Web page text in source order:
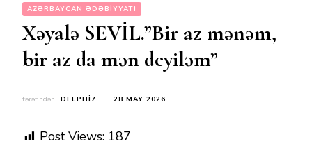
AZƏRBAYCAN ƏDƏBIYYATI
Xəyalə SEVİL.”Bir az mənəm,
bir az da mən deyiləm”
tərəfindən DELPHI7 28 MAY 2026
Post Views: 187